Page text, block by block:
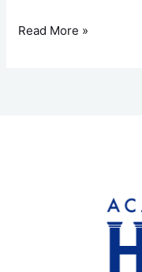
Read More »